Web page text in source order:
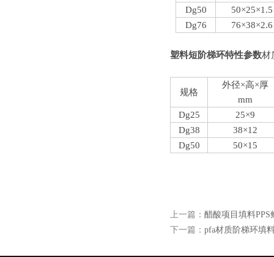
Dg50
50×25×1.5
Dg76 76×38×2.6
塑料短阶梯环特性参数材
规格
外径×高×厚
mm
Dg25
25×9
Dg38
38×12
Dg50 50×15
上一篇： 醋酸项目填料PPS
下一篇： pfa材质阶梯环填